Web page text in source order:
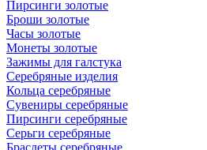
Пирсинги золотые
Броши золотые
Часы золотые
Монеты золотые
Зажимы для галстука
Серебряные изделия
Кольца серебряные
Сувениры серебряные
Пирсинги серебряные
Серьги серебряные
Браслеты серебряные